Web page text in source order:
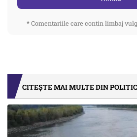
* Comentariile care contin limbaj
CITEȘTE MAI MULTE DIN